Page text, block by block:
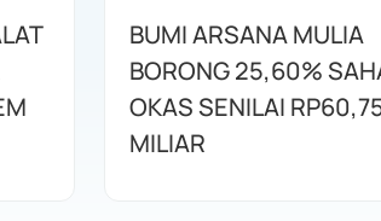
BUMI ARSANA MULIA
BORONG 25,60%
OKAS SENILAI
MILIAR